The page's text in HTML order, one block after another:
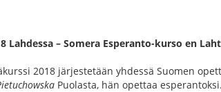
Lahdessa – Somera Esperanto-kurso en
2018 järjestetään yhdessä Suomen
Puolasta, hän opettaa